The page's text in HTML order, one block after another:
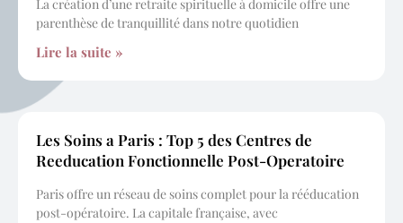
La création d’une retraite spirituelle à domicile offre une
parenthèse de tranquillité dans notre quotidien
Lire la suite »
Les Soins a Paris : Top 5 des Centres de
Reeducation Fonctionnelle Post-Operatoire
Paris offre un réseau de soins complet pour la rééducation
post-opératoire. La capitale française, avec